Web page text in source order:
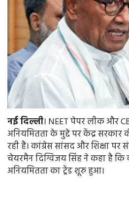
नईदिल्ली। NEET पेपर लीक और
अनियमितता के मुद्दे पर केंद्र
रही है। कांग्रेस सांसद और शिक्षा पर
चेयरमैन दिग्विजय सिंह ने कहा है कि
अनियमितता का ट्रेंड शूरु हुआ।